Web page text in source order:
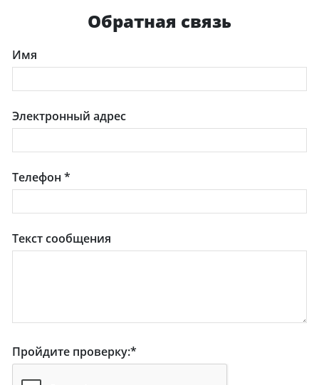
Обратная связь
Имя
Электронный адрес
Телефон*
Текст сообщения
Пройдите проверку:*